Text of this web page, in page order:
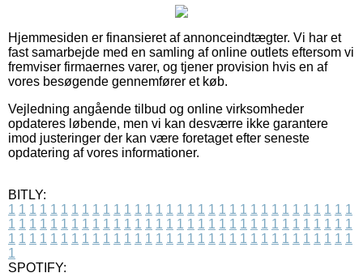
Hjemmesiden er finansieret af annonceindtægter. Vi har et
fast samarbejde med en samling af online outlets eftersom vi
fremviser firmaernes varer, og tjener provision hvis en af
vores besøgende gennemfører et køb.
Vejledning angående tilbud og online virksomheder
opdateres løbende, men vi kan desværre ikke garantere
imod justeringer der kan være foretaget efter seneste
opdatering af vores informationer.
BITLY:
1 1 1 1 1 1 1 1 1 1 1 1 1 1 1 1 1 1 1 1 1 1 1 1 1 1 1 1 1 1 1 1 1
1 1 1 1 1 1 1 1 1 1 1 1 1 1 1 1 1 1 1 1 1 1 1 1 1 1 1 1 1 1 1 1 1
1 1 1 1 1 1 1 1 1 1 1 1 1 1 1 1 1 1 1 1 1 1 1 1 1 1 1 1 1 1 1 1 1
1
SPOTIFY: